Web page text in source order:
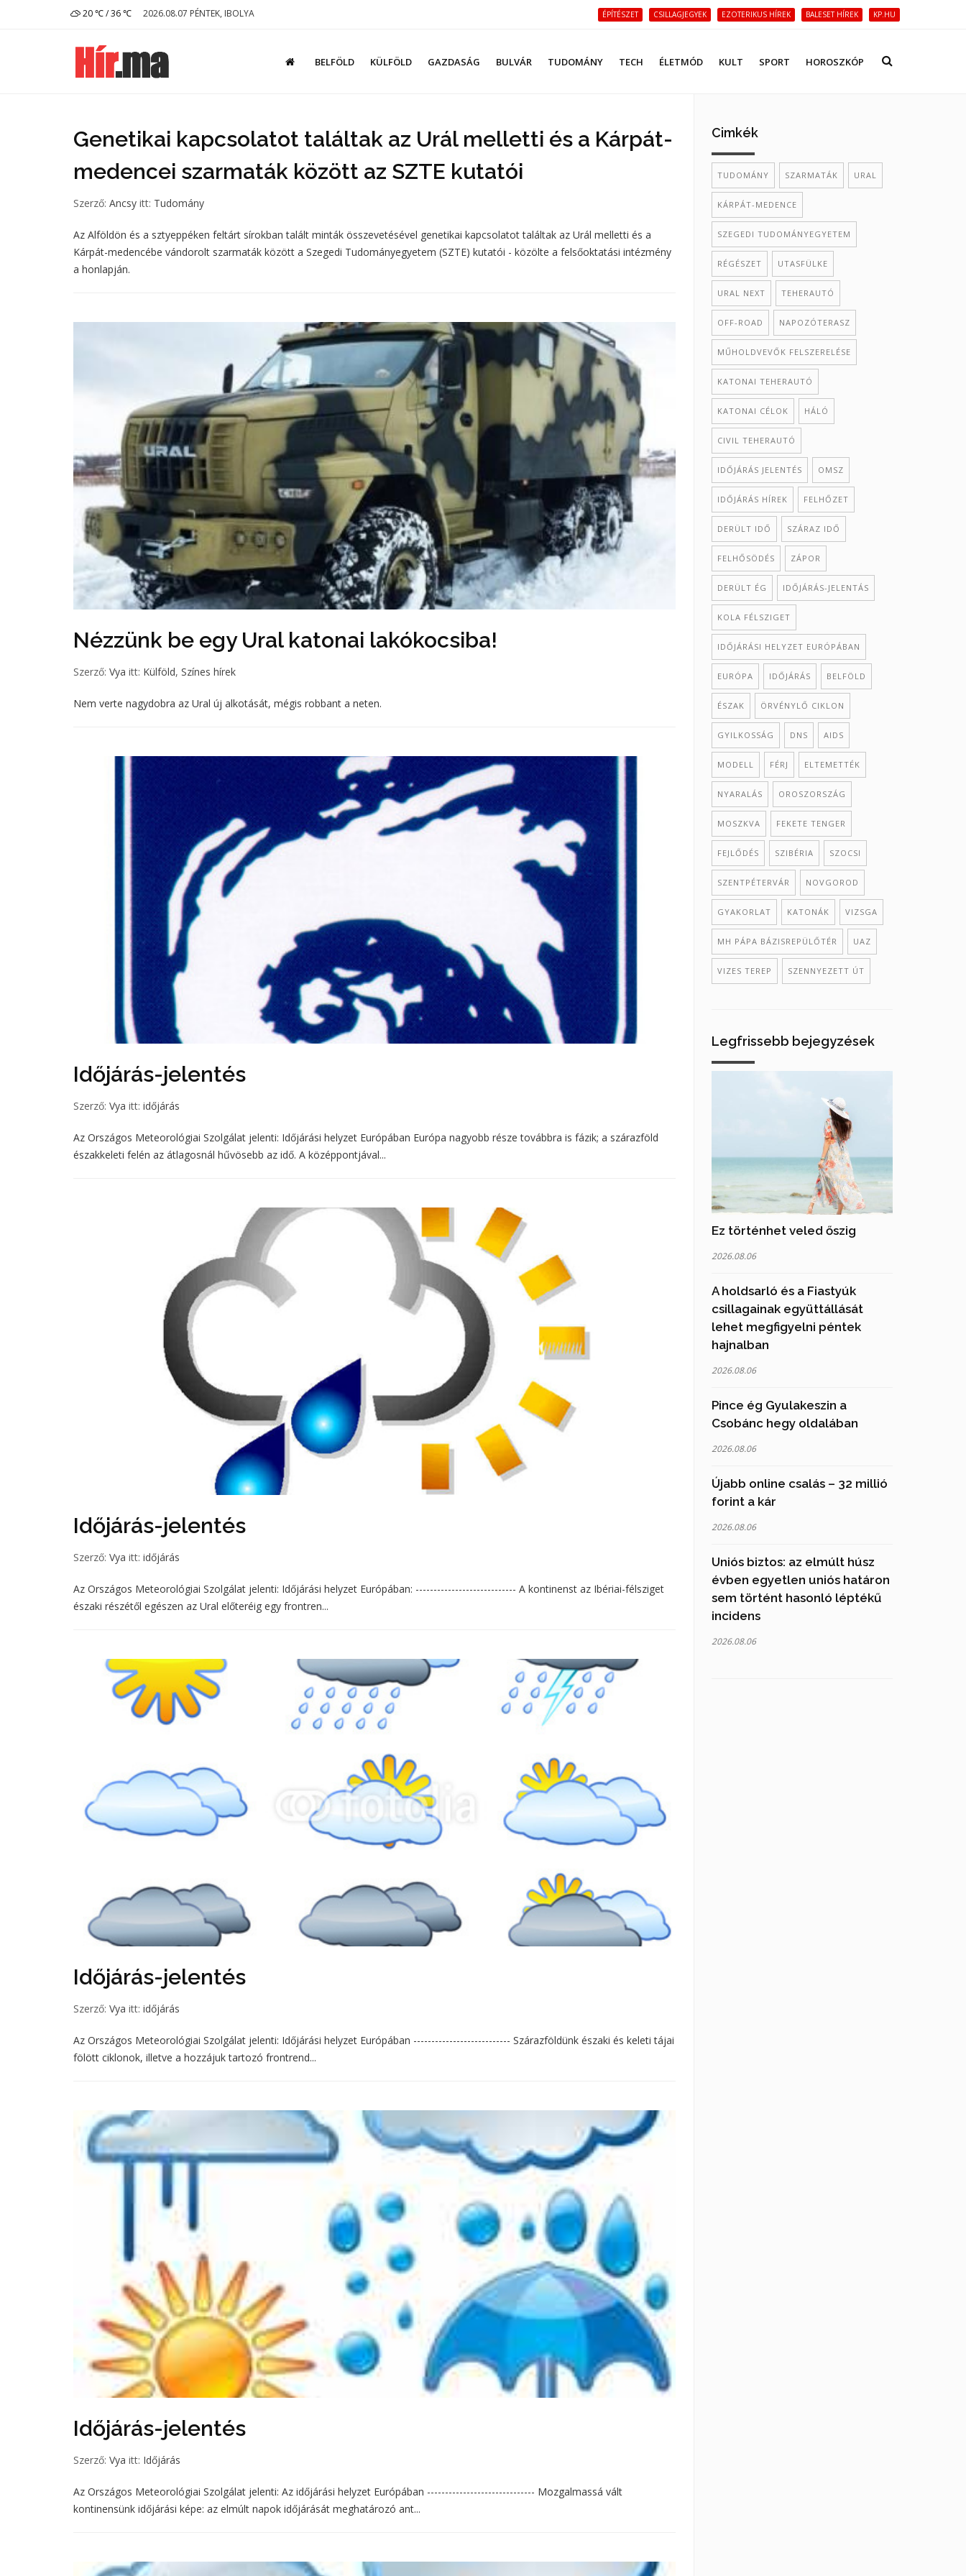
20 ℃ / 36 ℃ 2026.08.07 PÉNTEK, IBOLYA ÉPÍTÉSZET CSILLAGJEGYEK EZOTERIKUS HÍREK BALESET HÍREK KP.HU
BELFÖLD KÜLFÖLD GAZDASÁG BULVÁR TUDOMÁNY TECH ÉLETMÓD KULT SPORT HOROSZKÓP
Genetikai kapcsolatot találtak az Urál melletti és a Kárpát-
medencei szarmaták között az SZTE kutatói
Szerző: Ancsy itt: Tudomány
Az Alföldön és a sztyeppéken feltárt sírokban talált minták összevetésével genetikai kapcsolatot találtak az Urál melletti és a
Kárpát-medencébe vándorolt szarmaták között a Szegedi Tudományegyetem (SZTE) kutatói - közölte a felsőoktatási intézmény
a honlapján.
Nézzünk be egy Ural katonai lakókocsiba!
Szerző: Vya itt: Külföld, Színes hírek
Nem verte nagydobra az Ural új alkotását, mégis robbant a neten.
Időjárás-jelentés
Szerző: Vya itt: időjárás
Az Országos Meteorológiai Szolgálat jelenti: Időjárási helyzet Európában Európa nagyobb része továbbra is fázik; a szárazföld
északkeleti felén az átlagosnál hűvösebb az idő. A középpontjával...
Időjárás-jelentés
Szerző: Vya itt: időjárás
Az Országos Meteorológiai Szolgálat jelenti: Időjárási helyzet Európában: ---------------------------- A kontinenst az Ibériai-félsziget
északi részétől egészen az Ural előteréig egy frontren...
Időjárás-jelentés
Szerző: Vya itt: időjárás
Az Országos Meteorológiai Szolgálat jelenti: Időjárási helyzet Európában --------------------------- Szárazföldünk északi és keleti tájai
fölött ciklonok, illetve a hozzájuk tartozó frontrend...
Időjárás-jelentés
Szerző: Vya itt: Időjárás
Az Országos Meteorológiai Szolgálat jelenti: Az időjárási helyzet Európában ------------------------------ Mozgalmassá vált
kontinensünk időjárási képe: az elmúlt napok időjárását meghatározó ant...
Cimkék
TUDOMÁNY SZARMATÁK URAL
KÁRPÁT-MEDENCE
SZEGEDI TUDOMÁNYEGYETEM
RÉGÉSZET UTASFÜLKE
URAL NEXT TEHERAUTÓ
OFF-ROAD NAPOZÓTERASZ
MŰHOLDVEVŐK FELSZERELÉSE
KATONAI TEHERAUTÓ
KATONAI CÉLOK HÁLÓ
CIVIL TEHERAUTÓ
IDŐJÁRÁS JELENTÉS OMSZ
IDŐJÁRÁS HÍREK FELHŐZET
DERÜLT IDŐ SZÁRAZ IDŐ
FELHŐSÖDÉS ZÁPOR
DERÜLT ÉG IDŐJÁRÁS-JELENTÁS
KOLA FÉLSZIGET
IDŐJÁRÁSI HELYZET EURÓPÁBAN
EURÓPA IDŐJÁRÁS BELFÖLD
ÉSZAK ÖRVÉNYLŐ CIKLON
GYILKOSSÁG DNS AIDS
MODELL FÉRJ ELTEMETTÉK
NYARALÁS OROSZORSZÁG
MOSZKVA FEKETE TENGER
FEJLŐDÉS SZIBÉRIA SZOCSI
SZENTPÉTERVÁR NOVGOROD
GYAKORLAT KATONÁK VIZSGA
MH PÁPA BÁZISREPÜLŐTÉR UAZ
VIZES TEREP SZENNYEZETT ÚT
Legfrissebb bejegyzések
Ez történhet veled őszig
2026.08.06
A holdsarló és a Fiastyúk
csillagainak együttállását
lehet megfigyelni péntek
hajnalban
2026.08.06
Pince ég Gyulakeszin a
Csobánc hegy oldalában
2026.08.06
Újabb online csalás – 32 millió
forint a kár
2026.08.06
Uniós biztos: az elmúlt húsz
évben egyetlen uniós határon
sem történt hasonló léptékű
incidens
2026.08.06